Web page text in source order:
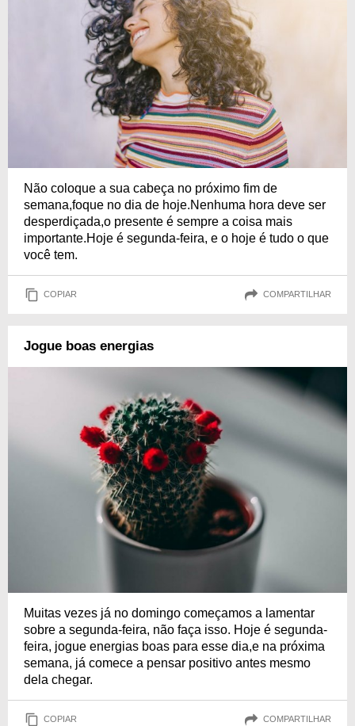
Não coloque a sua cabeça no próximo fim de
semana,foque no dia de hoje.Nenhuma hora deve ser
desperdiçada,o presente é sempre a coisa mais
importante.Hoje é segunda-feira, e o hoje é tudo o que
você tem.
COPIAR COMPARTILHAR
Jogue boas energias
Muitas vezes já no domingo começamos a lamentar
sobre a segunda-feira, não faça isso. Hoje é segunda-
feira, jogue energias boas para esse dia,e na próxima
semana, já comece a pensar positivo antes mesmo
dela chegar.
COPIAR COMPARTILHAR